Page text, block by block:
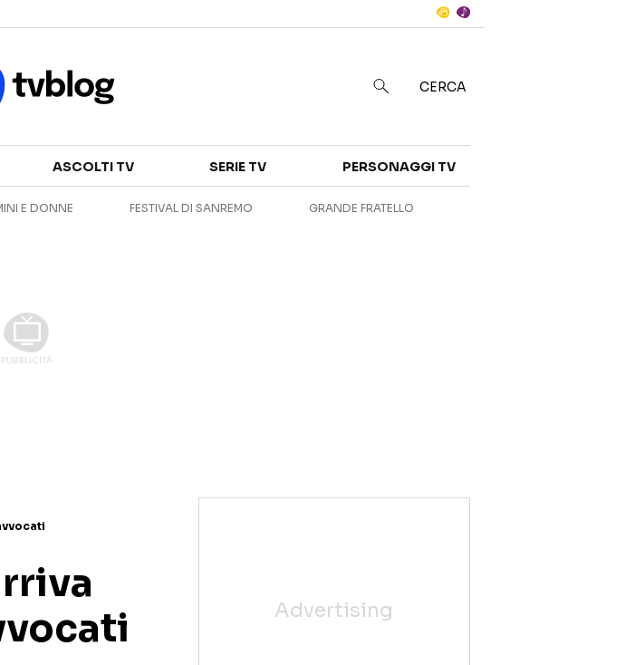
SERIE TV
ANTEPRIME
CERCA
ASCOLTI TV SERIE TV PERSONAGGI TV
E DONNE FESTIVAL DI SANREMO GRANDE FRATELLO